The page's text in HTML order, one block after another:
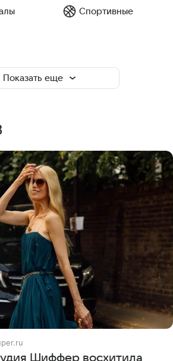
Спортивные
Показать еще
Шиффер восхитила